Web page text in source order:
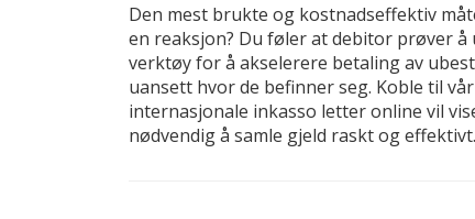
Den mest brukte og kostnadseffektiv
en reaksjon? Du føler at debitor prøver
verktøy for å akselerere betaling av
uansett hvor de befinner seg. Koble til
internasjonale inkasso letter online vil
nødvendig å samle gjeld raskt og effektivt.